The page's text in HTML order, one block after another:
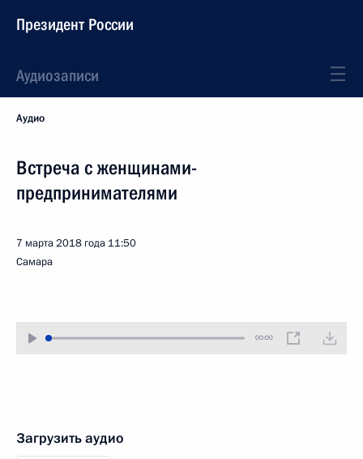
Президент России
Аудиозаписи
Аудио
Встреча с женщинами-
предпринимателями
7 марта 2018 года 11:50
Самара
00:00
Загрузить аудио